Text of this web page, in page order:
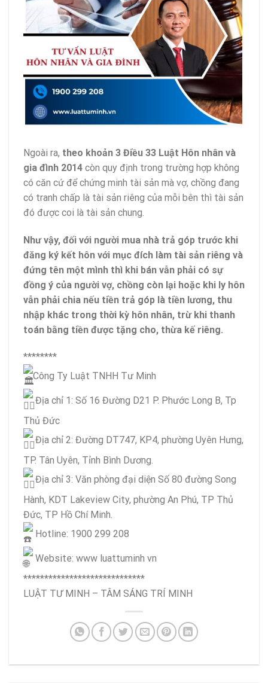
Ngoài ra, theo khoản 3 Điều 33 Luật Hôn nhân và
gia đình 2014 còn quy định trong trường hợp không
có căn cứ để chứng minh tài sản mà vợ, chồng đang
có tranh chấp là tài sản riêng của mỗi bên thì tài sản
đó được coi là tài sản chung.
Như vậy, đối với người mua nhà trả góp trước khi
đăng ký kết hôn với mục đích làm tài sản riêng và
đứng tên một mình thì khi bán vẫn phải có sự
đồng ý của người vợ, chồng còn lại hoặc khi ly hôn
vẫn phải chia nếu tiền trả góp là tiền lương, thu
nhập khác trong thời kỳ hôn nhân, trừ khi thanh
toán bằng tiền được tặng cho, thừa kế riêng.
********
Công Ty Luật TNHH Tư Minh
Địa chỉ 1: Số 16 Đường D21 P. Phước Long B, Tp
Thủ Đức
Địa chỉ 2: Đường DT747, KP4, phường Uyên Hưng,
TP. Tân Uyên, Tỉnh Bình Dương.
Địa chỉ 3: Văn phòng đại diện Số 80 đường Song
Hành, KDT Lakeview City, phường An Phú, TP Thủ
Đức, TP Hồ Chí Minh.
Hotline: 1900 299 208
Website: www luattuminh vn
*****************************
LUẬT TƯ MINH – TÂM SÁNG TRÍ MINH